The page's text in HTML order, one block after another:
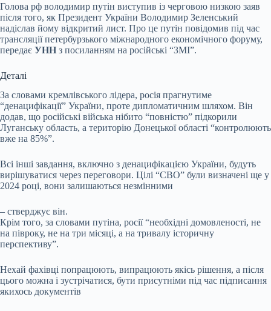
Голова рф володимир путін виступив із черговою низкою заяв
після того, як Президент України Володимир Зеленський
надіслав йому відкритий лист. Про це путін повідомив під час
трансляції петербурзького міжнародного економічного форуму,
передає УНН з посиланням на російські “ЗМІ”.
Деталі
За словами кремлівського лідера, росія прагнутиме
“денацифікації” України, проте дипломатичним шляхом. Він
додав, що російські війська нібито “повністю” підкорили
Луганську область, а територію Донецької області “контролюють
вже на 85%”.
Всі інші завдання, включно з денацифікацією України, будуть
вирішуватися через переговори. Цілі “СВО” були визначені ще у
2024 році, вони залишаються незмінними
– стверджує він.
Крім того, за словами путіна, росії “необхідні домовленості, не
на півроку, не на три місяці, а на тривалу історичну
перспективу”.
Нехай фахівці попрацюють, випрацюють якісь рішення, а після
цього можна і зустрічатися, бути присутніми під час підписання
якихось документів